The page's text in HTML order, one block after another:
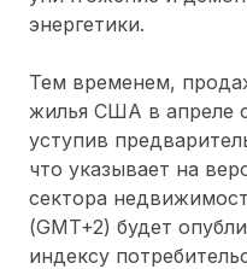
энергетики.
Тем временем,
жилья США в апреле
уступив
что указывает на
сектора
(GMT+2) будет
индексу